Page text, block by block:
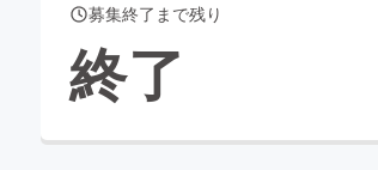
募集終了まで残り
終了